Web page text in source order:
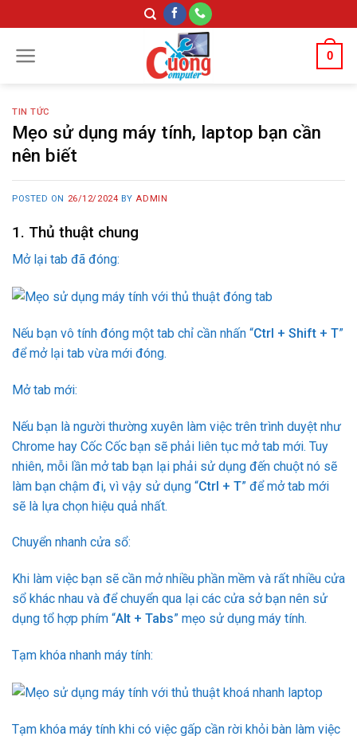
to
content
0
TIN TỨC
Mẹo sử dụng máy tính, laptop bạn cần
nên biết
POSTED ON 26/12/2024 BY ADMIN
1. Thủ thuật chung
Mở lại tab đã đóng:
Nếu bạn vô tính đóng một tab chỉ cần nhấn “Ctrl + Shift + T”
để mở lại tab vừa mới đóng.
Mở tab mới:
Nếu bạn là người thường xuyên làm việc trên trình duyệt như
Chrome hay Cốc Cốc bạn sẽ phải liên tục mở tab mới. Tuy
nhiên, mỗi lần mở tab bạn lại phải sử dụng đến chuột nó sẽ
làm bạn chậm đi, vì vậy sử dụng “Ctrl + T” để mở tab mới
sẽ là lựa chọn hiệu quả nhất.
Chuyển nhanh cửa sổ:
Khi làm việc bạn sẽ cần mở nhiều phần mềm và rất nhiều cửa
sổ khác nhau và để chuyển qua lại các cửa sở bạn nên sử
dụng tổ hợp phím “Alt + Tabs” mẹo sử dụng máy tính.
Tạm khóa nhanh máy tính:
Tạm khóa máy tính khi có việc gấp cần rời khỏi bàn làm việc